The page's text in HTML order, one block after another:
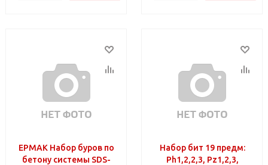
ЕРМАК Набор буров по
бетону системы SDS-
Набор бит 19 предм:
Ph1,2,2,3, Pz1,2,3,